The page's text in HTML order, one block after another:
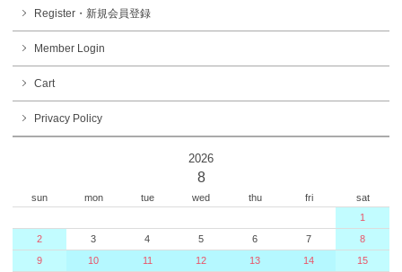
Register・新規会員登録
Member Login
Cart
Privacy Policy
2026
8
sun mon tue wed thu fri
sat
1
2
3 4 5 6 7
8
9
10 11 12 13 14 15